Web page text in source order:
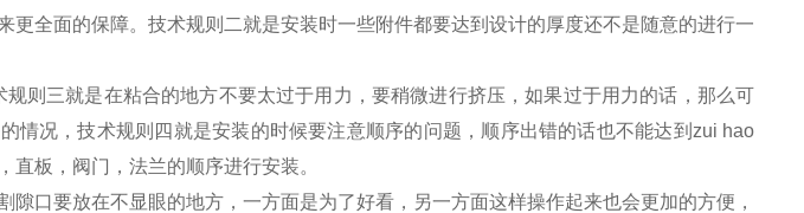
更全面的保障。技术规则二就是安装时一些附件都要达到设计的厚度还不是随意的进行一
规则三就是在粘合的地方不要太过于用力，要稍微进行挤压，如果过于用力的话，那么可
情况，技术规则四就是安装的时候要注意顺序的问题，顺序出错的话也不能达到zui hao
板，阀门，法兰的顺序进行安装。
隙口要放在不显眼的地方，一方面是为了好看，另一方面这样操作起来也会更加的方便，